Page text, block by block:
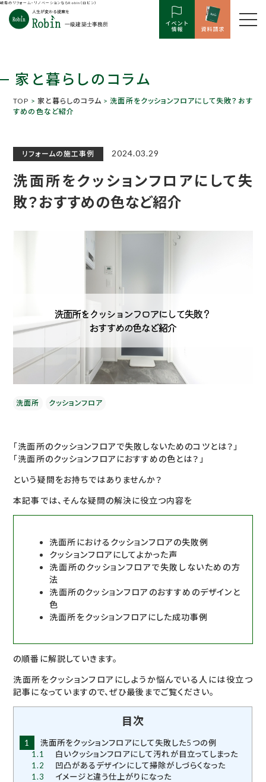
岐阜のリフォーム・リノベーションならRobin（ロビン）
家と暮らしのコラム
TOP > 家と暮らしのコラム > 洗面所をクッションフロアにして失敗？おす
すめの色など紹介
リフォームの施工事例 2024.03.29
洗面所をクッションフロアにして失
敗？おすすめの色など紹介
洗面所 クッションフロア
「洗面所のクッションフロアで失敗しないためのコツとは？」
「洗面所のクッションフロアにおすすめの色とは？」
という疑問をお持ちではありませんか？
本記事では、そんな疑問の解決に役立つ内容を
洗面所におけるクッションフロアの失敗例
クッションフロアにしてよかった声
洗面所のクッションフロアで失敗しないための方
法
洗面所のクッションフロアのおすすめのデザインと
色
洗面所をクッションフロアにした成功事例
の順番に解説していきます。
洗面所をクッションフロアにしようか悩んでいる人には役立つ
記事になっていますので、ぜひ最後までご覧ください。
目次
1
洗面所をクッションフロアにして失敗した5つの例
1.1
白いクッションフロアにして汚れが目立ってしまった
1.2
凹凸があるデザインにして掃除がしづらくなった
1.3
イメージと違う仕上がりになった